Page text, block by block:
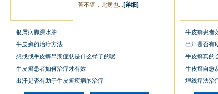
苦不堪，此病也... [详细]
银屑病脚踝水肿
牛皮癣的治疗方法
想找找牛皮癣早期症状是什么样子的呢
牛皮癣患者如何治疗才有效
出汗是否有助于牛皮癣疾病的治疗
牛皮癣患者
出汗是否有
牛皮癣真的
牛皮癣自愈
埋线疗法治